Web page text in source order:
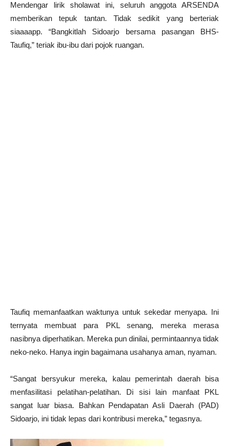
Mendengar lirik sholawat ini, seluruh anggota ARSENDA
memberikan tepuk tantan. Tidak sedikit yang berteriak
siaaaapp. “Bangkitlah Sidoarjo bersama pasangan BHS-
Taufiq,” teriak ibu-ibu dari pojok ruangan.
Taufiq memanfaatkan waktunya untuk sekedar menyapa. Ini
ternyata membuat para PKL senang, mereka merasa
nasibnya diperhatikan. Mereka pun dinilai, permintaannya tidak
neko-neko. Hanya ingin bagaimana usahanya aman, nyaman.
“Sangat bersyukur mereka, kalau pemerintah daerah bisa
menfasilitasi pelatihan-pelatihan. Di sisi lain manfaat PKL
sangat luar biasa. Bahkan Pendapatan Asli Daerah (PAD)
Sidoarjo, ini tidak lepas dari kontribusi mereka,” tegasnya.